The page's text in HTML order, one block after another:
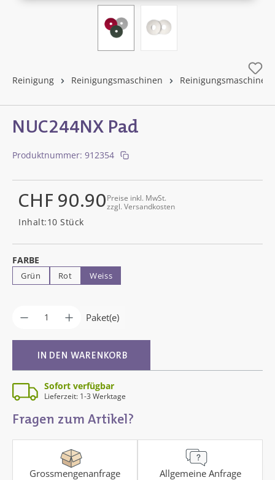
Reinigung Reinigungsmaschinen Reinigungsmaschinen
NUC244NX Pad
Regulärer Preis:
CHF 90.90Preise inkl. MwSt.
zzgl. Versandkosten
Inhalt:10 Stück
FARBE
Grün Rot Weiss
Produkt Anzahl: Gib den gewünschten
Paket(e)
IN DEN WARENKORB
Sofort verfügbar
Lieferzeit: 1-3 Werktage
Produktnummer: 912354
Fragen zum Artikel?
Grossmengenanfrage Allgemeine Anfrage